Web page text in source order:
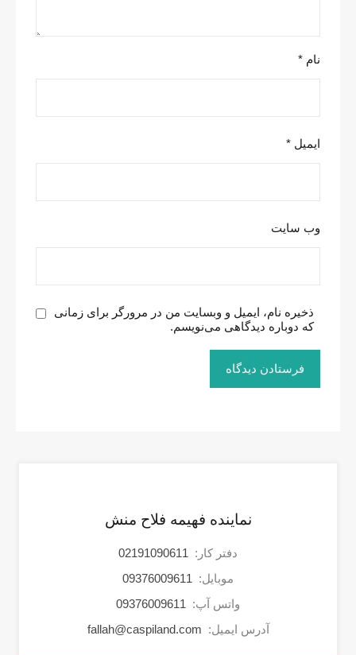
نام *
ایمیل *
وب‌ سایت
ذخیره نام، ایمیل و وبسایت من در مرورگر برای زمانی
که دوباره دیدگاهی می‌نویسم.
نماینده فهیمه فلاح منش
دفتر کار: 02191090611
موبایل: 09376009611
واتس آپ: 09376009611
آدرس ایمیل: fallah@caspiland.com